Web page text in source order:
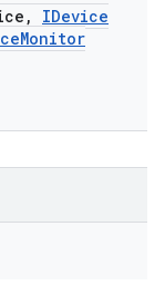
,
IDevice
Monitor